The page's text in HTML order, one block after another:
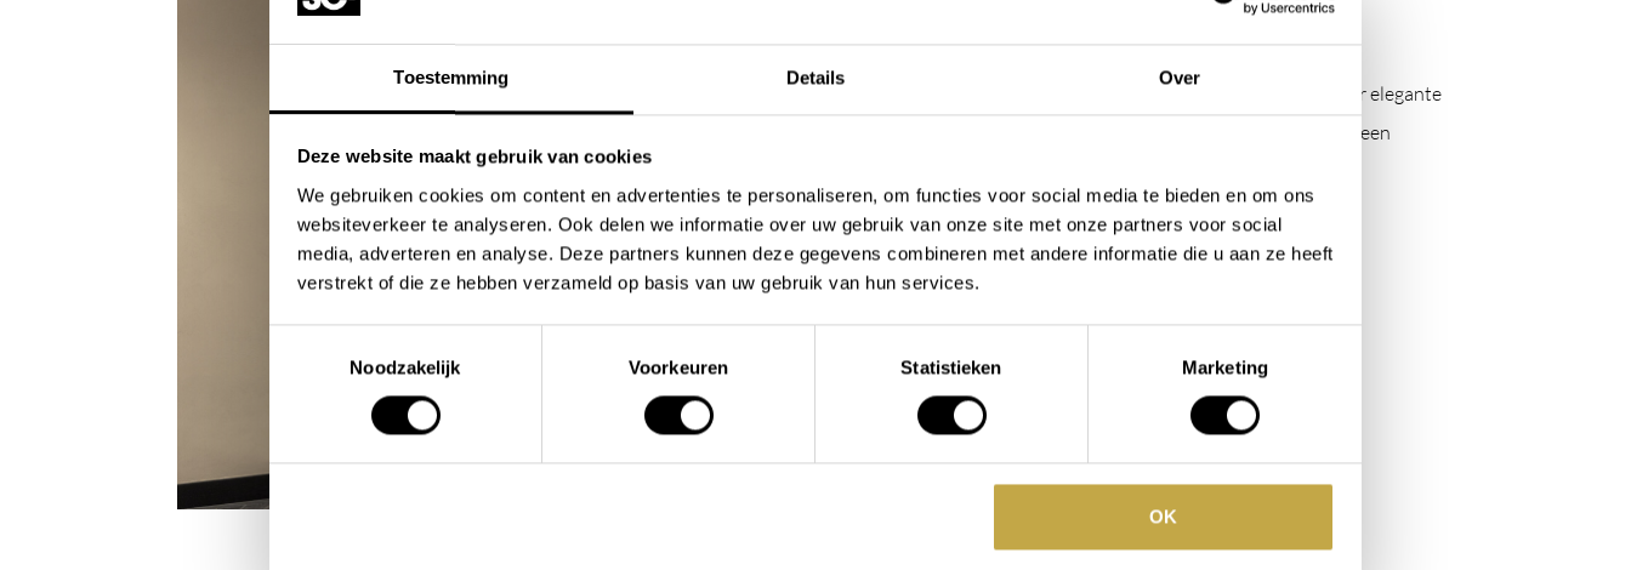
Toestemming Details Over
Deze website maakt gebruik van cookies
We gebruiken cookies om content en advertenties te personaliseren, om functies voor social media te bieden en om ons
websiteverkeer te analyseren. Ook delen we informatie over uw gebruik van onze site met onze partners voor social
media, adverteren en analyse. Deze partners kunnen deze gegevens combineren met andere informatie die u aan ze heeft
verstrekt of die ze hebben verzameld op basis van uw gebruik van hun services.
Noodzakelijk
Voorkeuren Statistieken Marketing
OK
Wastafelopstelling
Het maatwerk wastafelmeubel in travertin heeft een stoere maar elegante
uitstraling. Afgewerkt met Jee-O Cone kranen vormt dit meubel een